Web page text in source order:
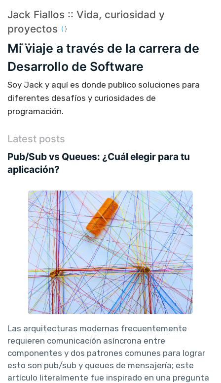
Jack Fiallos :: Vida, curiosidad y
proyectos
Mi viaje a través de la carrera de
Desarrollo de Software
Soy Jack y aquí es donde publico soluciones para
diferentes desafíos y curiosidades de
programación.
Latest posts
Pub/Sub vs Queues: ¿Cuál elegir para tu
aplicación?
Las arquitecturas modernas frecuentemente
requieren comunicación asíncrona entre
componentes y dos patrones comunes para lograr
esto son pub/sub y queues de mensajería; este
artículo literalmente fue inspirado en una pregunta